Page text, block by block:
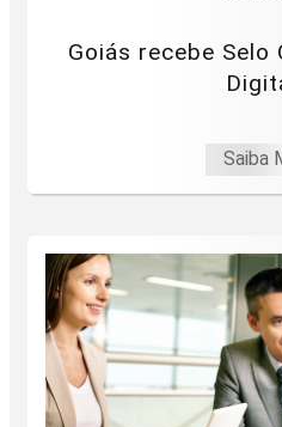
Goiás recebe Selo
Saiba